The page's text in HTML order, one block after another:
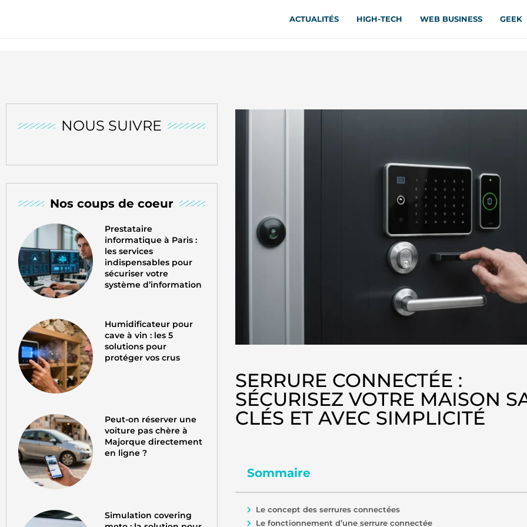
ACTUALITÉS HIGH-TECH WEB BUSINESS GEEK
NOUS SUIVRE
Nos coups de coeur
Prestataire
informatique à Paris :
les services
indispensables pour
sécuriser votre
système d’information
Humidificateur pour
cave à vin : les 5
solutions pour
protéger vos crus
Peut-on réserver une
voiture pas chère à
Majorque directement
en ligne ?
Simulation covering
SERRURE CONNECTÉE :
SÉCURISEZ VOTRE MAISON
CLÉS ET AVEC SIMPLICITÉ
Sommaire
Le concept des serrures connectées
Le fonctionnement d’une serrure connectée